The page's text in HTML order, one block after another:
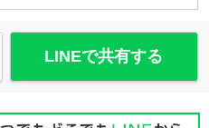
LINEで共有する